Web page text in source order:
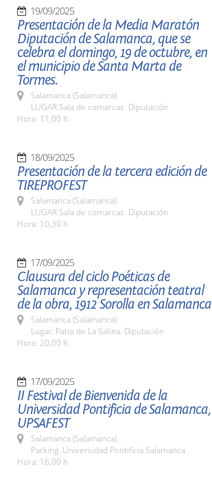
19/09/2025
Presentación de la Media Maratón
Diputación de Salamanca, que se
celebra el domingo, 19 de octubre, en
el municipio de Santa Marta de
Tormes.
Salamanca (Salamanca)
LUGAR Sala de comarcas. Diputación
Hora: 11,00 h.
18/09/2025
Presentación de la tercera edición de
TIREPROFEST
Salamanca (Salamanca)
LUGAR Sala de comarcas. Diputación
Hora: 10,30 h
17/09/2025
Clausura del ciclo Poéticas de
Salamanca y representación teatral
de la obra, 1912 Sorolla en Salamanca
Salamanca (Salamanca)
Lugar: Patio de La Salina. Diputación
Hora: 20,00 h
17/09/2025
II Festival de Bienvenida de la
Universidad Pontificia de Salamanca,
UPSAFEST
Salamanca (Salamanca)
Parking. Universidad Pontificia Salamanca
Hora: 16,00 h